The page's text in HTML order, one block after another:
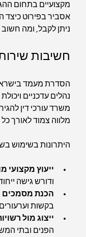
מקצועיים בתחום
אסביר בפירוט כיצד
ניתן לקבל, ומה
חשיבות
הסדרת מעמד
נהלים עדכניים
משרד עורכי דין
מלווה צמוד לאורך
היתרונות בשימוש
ייעוץ מקצועי
ודורש גישה
הכנת מסמכים
בקשות
ייצוג מול
הפנים ובתי